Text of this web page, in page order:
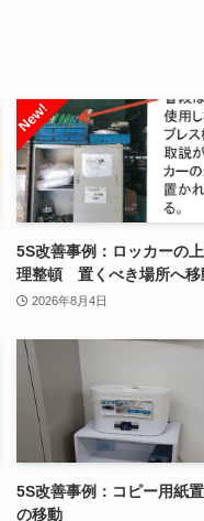
5S改善事例：ロッカーの
理整頓 置くべき場所へ移
2026年8月4日
5S改善事例：コピー用紙
の移動